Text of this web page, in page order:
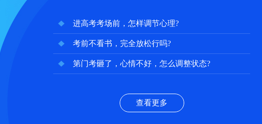
进高考考场前，怎样调节心理?
考前不看书，完全放松行吗?
第门考砸了，心情不好，怎么调整状态?
查看更多